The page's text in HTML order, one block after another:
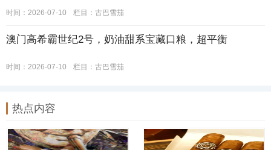
时间：2026-07-10 栏目： 古巴雪茄
澳门高希霸世纪2号，奶油甜系宝藏口粮，超平衡
时间：2026-07-10 栏目： 古巴雪茄
热点内容